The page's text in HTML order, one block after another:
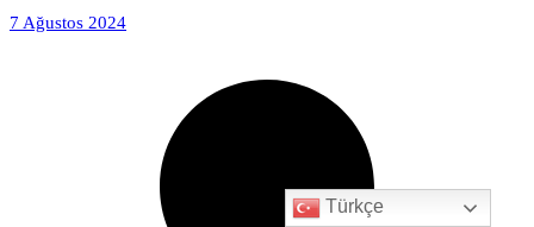
7 Ağustos 2024
Türkçe